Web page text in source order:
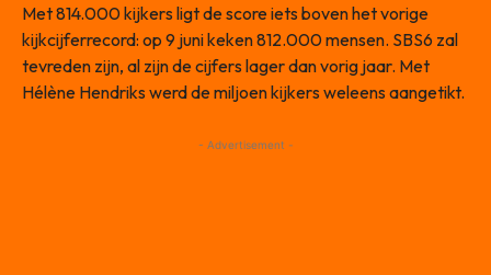
Met 814.000 kijkers ligt de score iets boven het vorige
kijkcijferrecord: op 9 juni keken 812.000 mensen. SBS6 zal
tevreden zijn, al zijn de cijfers lager dan vorig jaar. Met
Hélène Hendriks werd de miljoen kijkers weleens aangetikt.
- Advertisement -